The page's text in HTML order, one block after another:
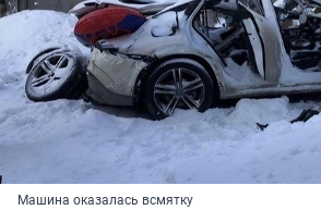
Машина оказалась всмятку